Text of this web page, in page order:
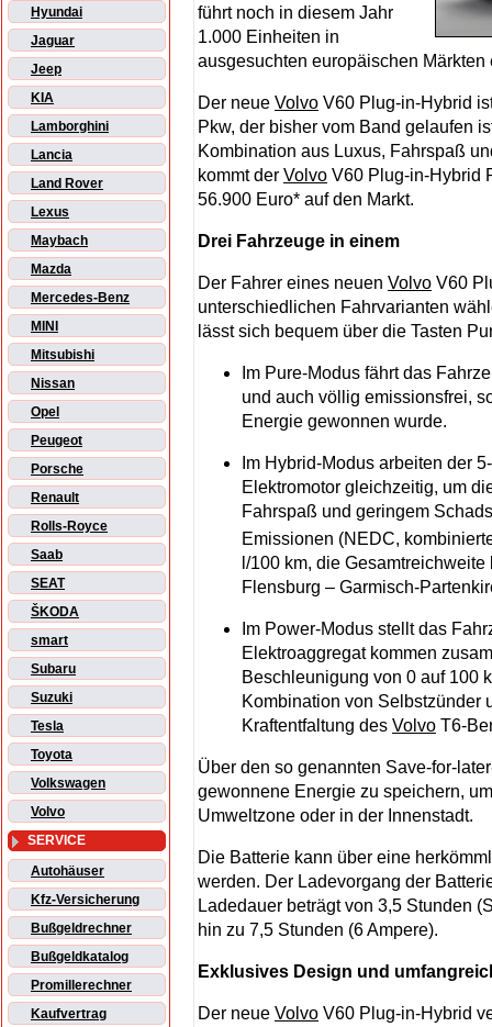
Hyundai
Jaguar
Jeep
KIA
Lamborghini
Lancia
Land Rover
Lexus
Maybach
Mazda
Mercedes-Benz
MINI
Mitsubishi
Nissan
Opel
Peugeot
Porsche
Renault
Rolls-Royce
Saab
SEAT
ŠKODA
smart
Subaru
Suzuki
Tesla
Toyota
Volkswagen
Volvo
SERVICE
Autohäuser
Kfz-Versicherung
Bußgeldrechner
Bußgeldkatalog
Promillerechner
Kaufvertrag
führt noch in diesem Jahr
1.000 Einheiten in
ausgesuchten europäischen Märkten
Der neue Volvo V60 Plug-in-Hybrid
Pkw, der bisher vom Band gelaufen
Kombination aus Luxus, Fahrspaß
kommt der Volvo V60 Plug-in-Hybrid
56.900 Euro* auf den Markt.
Drei Fahrzeuge in einem
Der Fahrer eines neuen Volvo V60
unterschiedlichen Fahrvarianten
lässt sich bequem über die Tasten
Im Pure-Modus fährt das
und auch völlig emissionsfrei,
Energie gewonnen wurde.
Im Hybrid-Modus arbeiten der
Elektromotor gleichzeitig, um
Fahrspaß und geringem
Emissionen (NEDC,
l/100 km, die
Flensburg – Garmisch-
Im Power-Modus stellt das
Elektroaggregat kommen
Beschleunigung von 0 auf 100
Kombination von Selbstzünder
Kraftentfaltung des Volvo T6-
Über den so genannten Save-for-
gewonnene Energie zu speichern,
Umweltzone oder in der Innenstadt.
Die Batterie kann über eine
werden. Der Ladevorgang der
Ladedauer beträgt von 3,5 Stunden
hin zu 7,5 Stunden (6 Ampere).
Exklusives Design und
Der neue Volvo V60 Plug-in-Hybrid